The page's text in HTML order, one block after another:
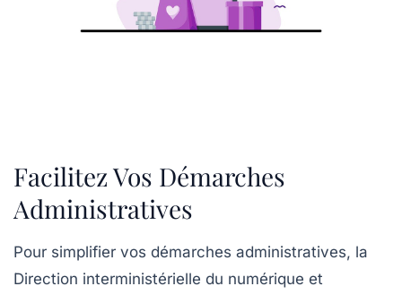
Facilitez Vos Démarches
Administratives
Pour simplifier vos démarches administratives, la
Direction interministérielle du numérique et